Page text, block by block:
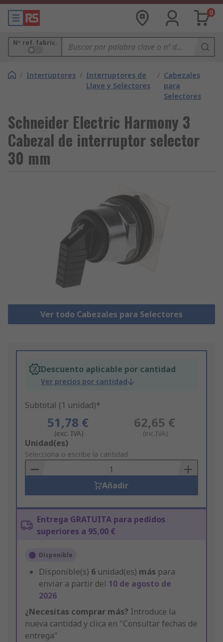
0
Nº ref. fabric.
/ Interruptores / Interruptores de
Llave y Selectores
/ Cabezales
para
Selectores
Schneider Electric Harmony 3
Cabezal de interruptor selector
30 mm
Ver todo Cabezales para Selectores
Descuento aplicable por cantidad
Ver precios por cantidad
Subtotal (1 unidad)*
51,78 €
(exc. IVA)
62,65 €
(inc.IVA)
Add
to
Basket
Unidad(es)
Selecciona o escribe la cantidad
Añadir
Entrega GRATUITA para pedidos
superiores a 95,00 €
Disponible
Disponible(s) 6 unidad(es) más para
enviar a partir del 10 de agosto de
2026
¿Necesitas comprar más? Introduce la
nueva cantidad y clica en "Consultar fechas de
entrega"